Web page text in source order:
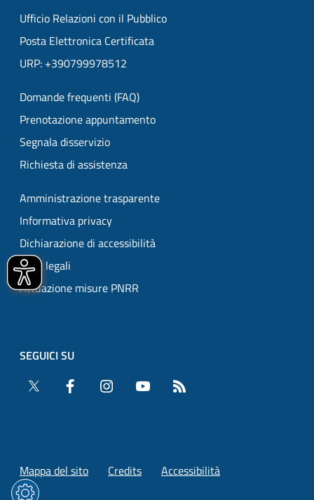
Ufficio Relazioni con il Pubblico
Posta Elettronica Certificata
URP: +390799978512
Domande frequenti (FAQ)
Prenotazione appuntamento
Segnala disservizio
Richiesta di assistenza
Amministrazione trasparente
Informativa privacy
Dichiarazione di accessibilità
Note legali
Attuazione misure PNRR
SEGUICI SU
Twitter
Facebook Instagram YouTube
Mappa del sito Credits Accessibilità